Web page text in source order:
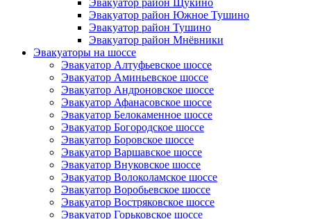
Эвакуатор район Южное Тушино
Эвакуатор район Тушино
Эвакуатор район Мнёвники
Эвакуаторы на шоссе
Эвакуатор Алтуфьевское шоссе
Эвакуатор Аминьевское шоссе
Эвакуатор Андроновское шоссе
Эвакуатор Афанасовское шоссе
Эвакуатор Белокаменное шоссе
Эвакуатор Богородское шоссе
Эвакуатор Боровское шоссе
Эвакуатор Варшавское шоссе
Эвакуатор Внуковское шоссе
Эвакуатор Волоколамское шоссе
Эвакуатор Воробьевское шоссе
Эвакуатор Востряковское шоссе
Эвакуатор Горьковское шоссе